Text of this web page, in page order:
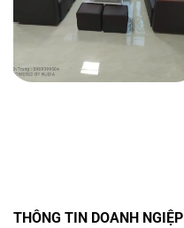
THÔNG TIN DOANH NGIỆP